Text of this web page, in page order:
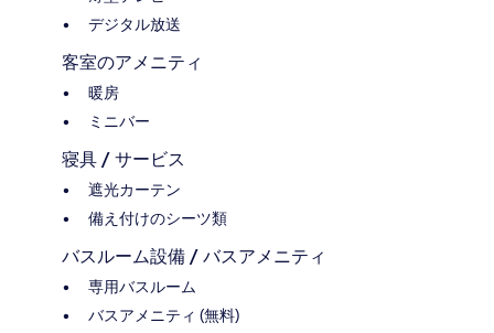
デジタル放送
客室のアメニティ
暖房
ミニバー
寝具 / サービス
遮光カーテン
備え付けのシーツ類
バスルーム設備 / バスアメニティ
専用バスルーム
バスアメニティ (無料)